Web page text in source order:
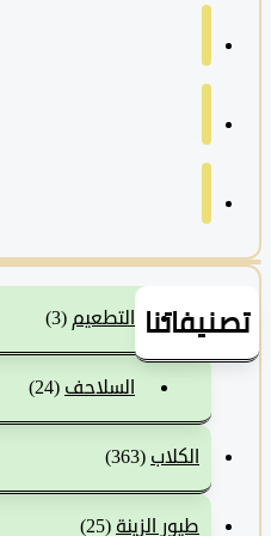
التطعيم(3)
السلاحف(24)
الكلاب(363)
طيور الزينة(25)